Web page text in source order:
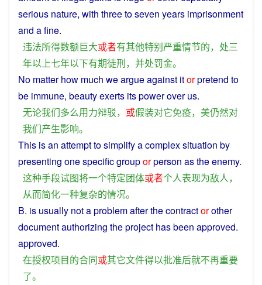
serious nature, with threetoseven years imprisonment
and afine.
违法所得数额巨大或者有其他特别严重情节的， 处三
年以上七年以下有期徒刑， 并处罚金。
No matter how much weargueagainst itorpretend to
be immune, beautyexerts its power overus.
无论我们多么用力辩驳， 或假装对它免疫， 美仍然对
我们产生影响。
This is an attempttosimplifyacomplexsituation by
presenting onespecificgrouporperson astheenemy.
这种手段试图将一个特定团体或者个人表现为敌人，
从而简化一种复杂的情况。
B. is usually notaproblemafterthecontractorother
documentauthorizing theproject hasbeen approved.
approved.
在授权项目的合同或其它文件得以批准后就不再重要
了。